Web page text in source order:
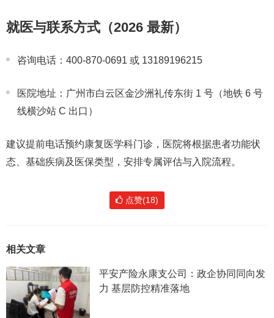
就医与联系方式（2026 最新）
咨询电话 ：400-870-0691 或 13189196215
医院地址 ：广州市白云区金沙洲礼传东街 1 号（地铁 6 号
线横沙站 C 出口）
建议提前电话预约康复医学科门诊 ，医院将根据患者功能状
态、基础疾病及医保类型，安排专属评估与入院流程。
点赞(18)
相关文章
平安产险永康支公司：政企协同同向发
力 基层防控精准落地